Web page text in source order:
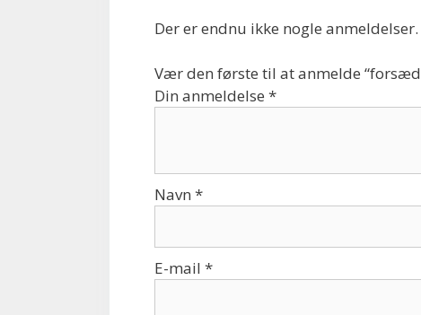
Der er endnu ikke nogle anmeldelser.
Vær den første til at anmelde
Din anmeldelse *
Navn *
E-mail *